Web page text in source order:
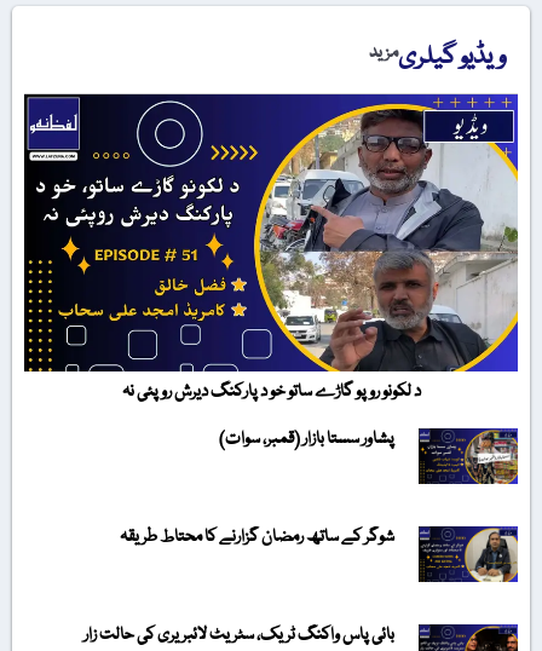
ویڈیو گیلریمزید
د لکونو روپو گاڑے ساتو خو د پارکنگ دیرش روپئی نہ
پشاور سستا بازار (قمبر، سوات)
شوگر کے ساتھ رمضان گزارنے کا محتاط طریقہ
بائی پاس واکنگ ٹریک، سٹریٹ لائبریری کی حالت زار